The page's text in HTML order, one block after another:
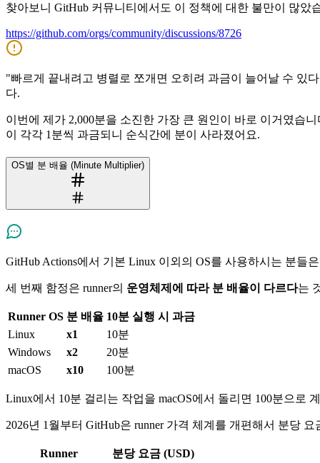
찾아보니 GitHub 커뮤니티에서도 이 정책에 대한 불만이 많았
https://github.com/orgs/community/discussions/8726
"빠르게 끝내려고 병렬로 쪼개면 오히려 과금이 늘어날 수 있
다.
이번에 제가 2,000분을 소진한 가장 큰 원인이 바로 이거였습
이 각각 1분씩 과금되니 순식간에 분이 사라졌어요.
OS별 분 배율 (Minute Multiplier)
GitHub Actions에서 기본 Linux 이외의 OS를 사용하시는 분들
세 번째 함정은 runner의 운영체제에 따라 분 배율이 다르다는
Runner OS 분 배율 10분 실행 시 과금
Linux
x1
10분
Windows
x2
20분
macOS
x10 100분
Linux에서 10분 걸리는 작업을 macOS에서 돌리면 100분으로
2026년 1월부터 GitHub은 runner 가격 체계를 개편해서 분당
Runner
분당 요금 (USD)